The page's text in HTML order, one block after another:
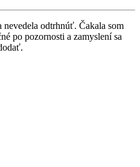
odtrhnúť. Čakala som
po pozornosti a zamyslení sa